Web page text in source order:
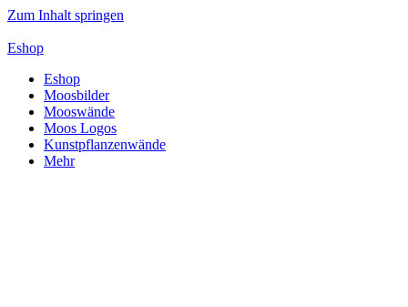
Zum Inhalt springen
Eshop
Eshop
Moosbilder
Mooswände
Moos Logos
Kunstpflanzenwände
Mehr